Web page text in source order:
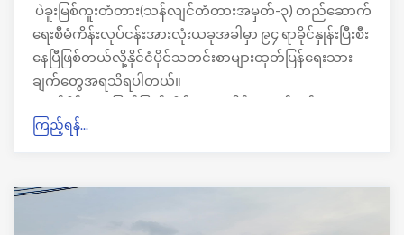
ပဲခူးမြစ်ကူးတံတား(သန်လျင်တံတားအမှတ်-၃) တည်ဆောက်
ရေးစီမံကိန်းလုပ်ငန်းအားလုံးယခုအခါမှာ ၉၄ ရာခိုင်နှုန်းပြီးစီး
နေပြီဖြစ်တယ်လို့နိုင်ငံပိုင်သတင်းစာများထုတ်ပြန်ရေးသား
ချက်တွေအရသိရပါတယ်။
အေဂျင်စီ(JICA)
သဘောတူညီချက်အရ
လုပ်ငန်းအဆင့်အလိုက်
ကြည့်ရန်...